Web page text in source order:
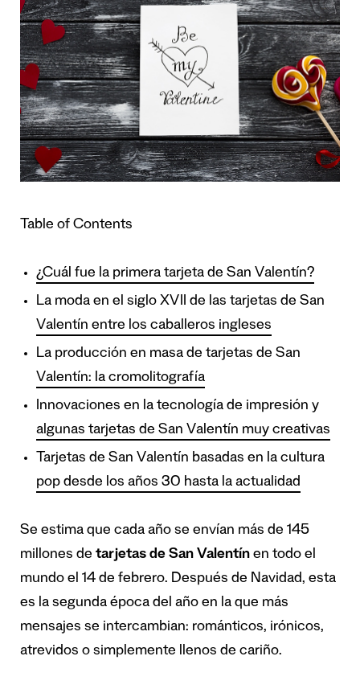
Table of Contents
¿Cuál fue la primera tarjeta de San Valentín?
La moda en el siglo XVII de las tarjetas de San
Valentín entre los caballeros ingleses
La producción en masa de tarjetas de San
Valentín: la cromolitografía
Innovaciones en la tecnología de impresión y
algunas tarjetas de San Valentín muy creativas
Tarjetas de San Valentín basadas en la cultura
pop desde los años 30 hasta la actualidad
Se estima que cada año se envían más de 145
millones de tarjetas de San Valentín en todo el
mundo el 14 de febrero. Después de Navidad, esta
es la segunda época del año en la que más
mensajes se intercambian: románticos, irónicos,
atrevidos o simplemente llenos de cariño.